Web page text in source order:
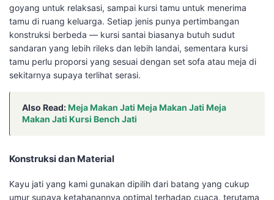
goyang untuk relaksasi, sampai kursi tamu untuk menerima
tamu di ruang keluarga. Setiap jenis punya pertimbangan
konstruksi berbeda — kursi santai biasanya butuh sudut
sandaran yang lebih rileks dan lebih landai, sementara kursi
tamu perlu proporsi yang sesuai dengan set sofa atau meja di
sekitarnya supaya terlihat serasi.
Also Read:Meja Makan Jati Meja Makan Jati Meja
Makan Jati Kursi Bench Jati
Konstruksi dan Material
Kayu jati yang kami gunakan dipilih dari batang yang cukup
umur supaya ketahanannya optimal terhadap cuaca, terutama